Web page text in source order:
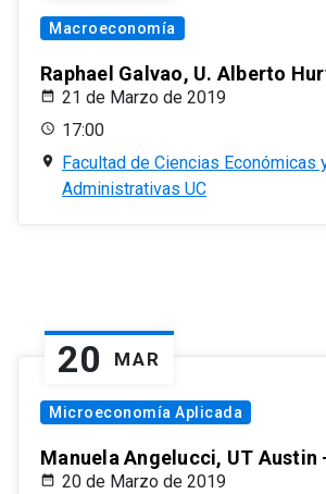
Macroeconomía
Raphael Galvao, U. Alberto
21 de Marzo de 2019
17:00
Facultad de Ciencias Económicas
Administrativas UC
20 MAR
Microeconomía Aplicada
Manuela Angelucci, UT Austin
20 de Marzo de 2019